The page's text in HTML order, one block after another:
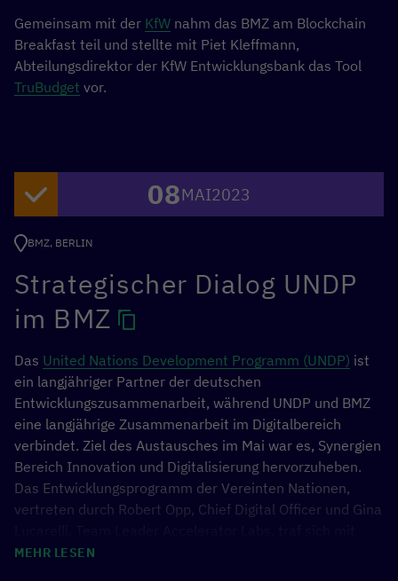
Gemeinsam mit der KfW nahm das BMZ am Blockchain
Breakfast teil und stellte mit Piet Kleffmann,
Abteilungsdirektor der KfW Entwicklungsbank das Tool
TruBudget vor.
08MAI2023
BMZ, BERLIN
Strategischer Dialog UNDP
im BMZ
Das United Nations Development Programm (UNDP) ist
ein langjähriger Partner der deutschen
Entwicklungszusammenarbeit, während UNDP und BMZ
eine langjährige Zusammenarbeit im Digitalbereich
verbindet. Ziel des Austausches im Mai war es, Synergien
Bereich Innovation und Digitalisierung hervorzuheben.
Das Entwicklungsprogramm der Vereinten Nationen,
vertreten durch Robert Opp, Chief Digital Officer und Gina
folgenden Vertreter*innen des BMZ: Dirk Meyer,
MEHR LESEN